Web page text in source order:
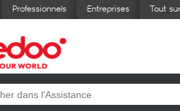
Professionnels Entreprises Tout